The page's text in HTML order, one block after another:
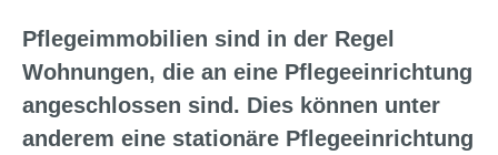
Pflegeimmobilien sind in der Regel
Wohnungen, die an eine Pflegeeinrichtung
angeschlossen sind. Dies können unter
anderem eine stationäre Pflegeeinrichtung